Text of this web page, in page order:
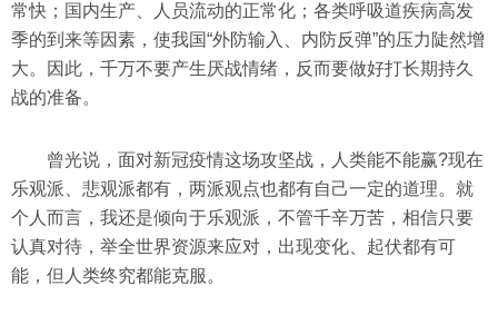
常快；国内生产、人员流动的正常化；各类呼吸道疾病高发
季的到来等因素，使我国“外防输入、内防反弹”的压力陡然增
大。因此，千万不要产生厌战情绪，反而要做好打长期持久
战的准备。
曾光说，面对新冠疫情这场攻坚战，人类能不能赢?现在
乐观派、悲观派都有，两派观点也都有自己一定的道理。就
个人而言，我还是倾向于乐观派，不管千辛万苦，相信只要
认真对待，举全世界资源来应对，出现变化、起伏都有可
能，但人类终究都能克服。